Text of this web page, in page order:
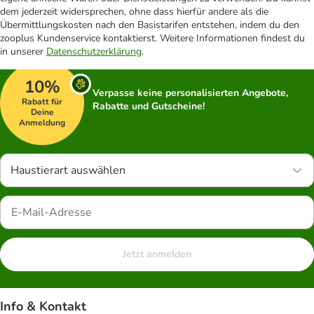
dem jederzeit widersprechen, ohne dass hierfür andere als die
Übermittlungskosten nach den Basistarifen entstehen, indem du den
zooplus Kundenservice kontaktierst. Weitere Informationen findest du
in unserer Datenschutzerklärung.
10%
Rabatt für
Deine
Anmeldung
Verpasse keine personalisierten Angebote,
Rabatte und Gutscheine!
Haustierart auswählen
Jetzt anmelden
Info & Kontakt